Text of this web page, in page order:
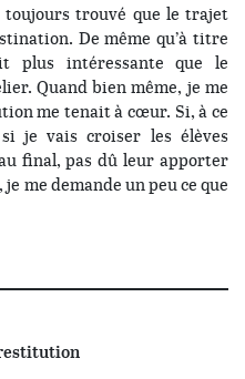
toujours trouvé que le trajet
De même qu’à titre
plus intéressante que le
Quand bien même, je me
me tenait à cœur. Si, à ce
je vais croiser les élèves
final, pas dû leur apporter
me demande un peu ce que